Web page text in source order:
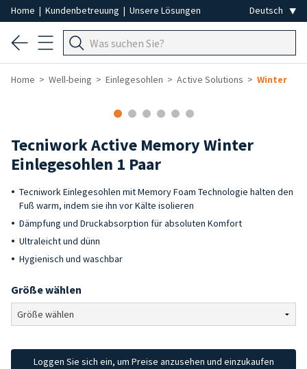
Home | Kundenbetreuung | Unsere Lösungen
Home Well-being Einlegesohlen Active Solutions Winter
Tecniwork Active Memory Winter
Einlegesohlen 1 Paar
Tecniwork Einlegesohlen mit Memory Foam Technologie halten den
Fuß warm, indem sie ihn vor Kälte isolieren
Dämpfung und Druckabsorption für absoluten Komfort
Ultraleicht und dünn
Hygienisch und waschbar
Größe wählen
Loggen Sie sich ein, um Preise anzusehen und einzukaufen